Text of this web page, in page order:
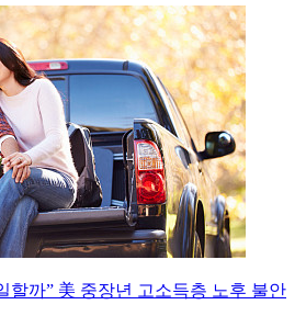
할까” 美 중장년 고소득층 노후 불안